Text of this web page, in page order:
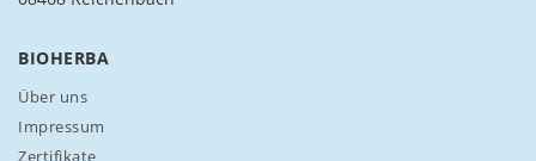
u
n
BIOHERBA
Über uns
Impressum
Zertifikate